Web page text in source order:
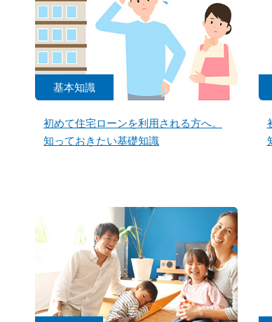
基本知識
初めて住宅ローンを利用される方へ。
知っておきたい基礎知識